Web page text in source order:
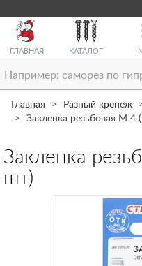
ГЛАВНАЯ КАТАЛОГ
Главная Разный крепеж
Заклепка резьбовая М 4
Заклепка
шт)